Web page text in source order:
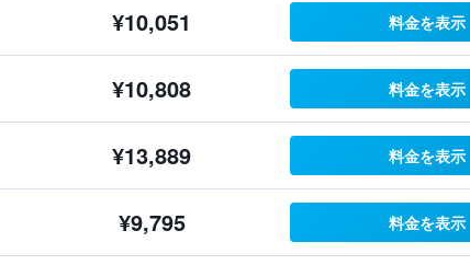
¥10,051 料金を表示
¥10,808 料金を表示
¥13,889 料金を表示
¥9,795 料金を表示